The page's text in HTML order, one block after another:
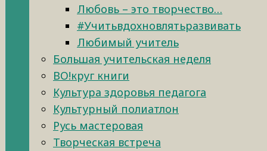
Любовь – это творчество…
#Учитьвдохновлятьразвивать
Любимый учитель
Большая учительская неделя
ВО!круг книги
Культура здоровья педагога
Культурный полиатлон
Русь мастеровая
Творческая встреча